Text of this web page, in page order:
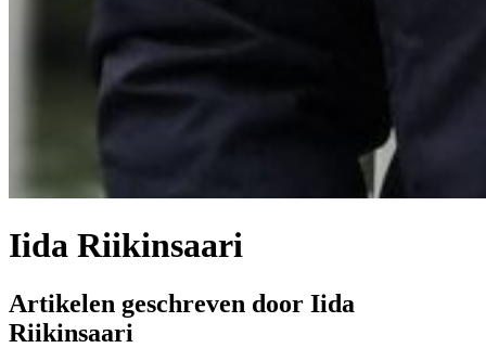
Iida Riikinsaari
Artikelen geschreven door Iida
Riikinsaari